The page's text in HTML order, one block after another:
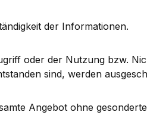
der Informationen.
oder der Nutzung bzw.
sind, werden
Angebot ohne